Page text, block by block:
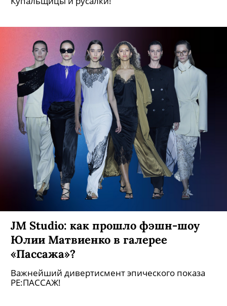
JM Studio: как прошло фэшн-шоу
Юлии Матвиенко в галерее
«Пассажа»?
Важнейший дивертисмент эпического показа
РЕ:ПАССАЖ!